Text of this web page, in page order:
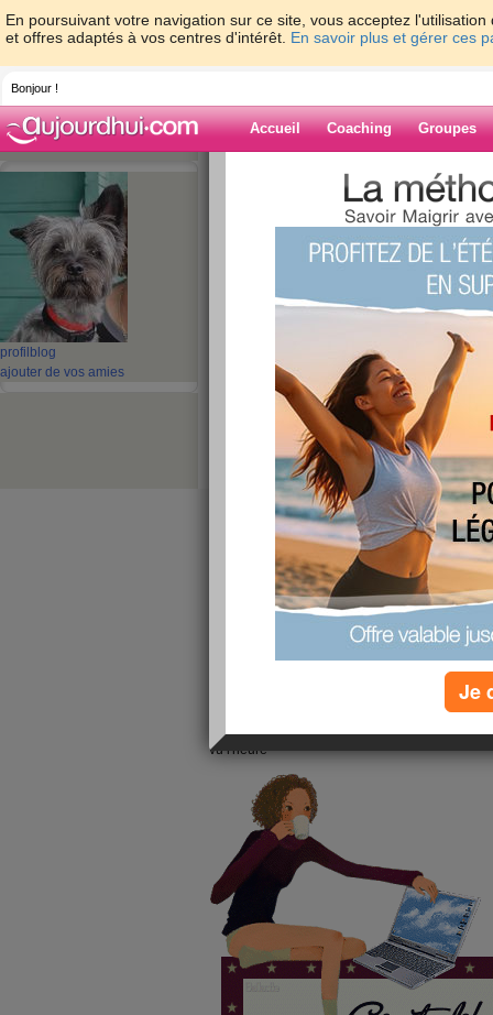
En poursuivant votre navigation sur ce site, vous acceptez
et offres adaptés à vos centres d'intérêt. En savoir plus et gérer ces
Bonjour !
Accueil Coaching Groupes
profil blog
ajouter de vos amies
> > reviens
Blog de
reviens en force
a toutes mes amies, je reviens en force , j'ai
perdre du poids en me soutenant , ha la
vu l'heure
Je